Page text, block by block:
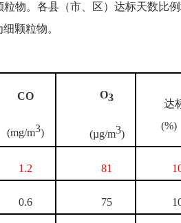
物。各县（市、区）达标天数比
颗粒物。
CO
(mg/m3)
O3
(µg/m3)
达
(%)
1.2 81
0.6 75